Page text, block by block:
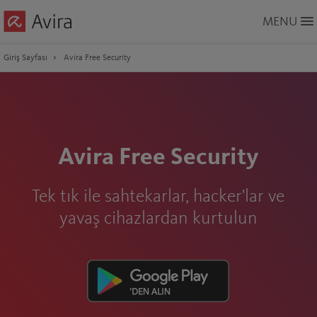
to
Content
MENU
Giriş Sayfası Avira Free Security
Avira Free Security
Tek tık ile sahtekarlar, hacker'lar ve
yavaş cihazlardan kurtulun